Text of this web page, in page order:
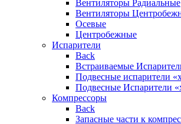
Вентиляторы Радиальные
Вентиляторы
Осевые
Центробежные
Испарители
Back
Встраиваемые
Подвесные испарители
Подвесные Испарители
Компрессоры
Back
Запасные части к